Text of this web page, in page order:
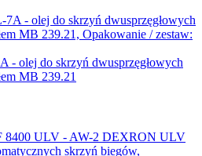
olej do skrzyń dwusprzęgłowych
MB 239.21